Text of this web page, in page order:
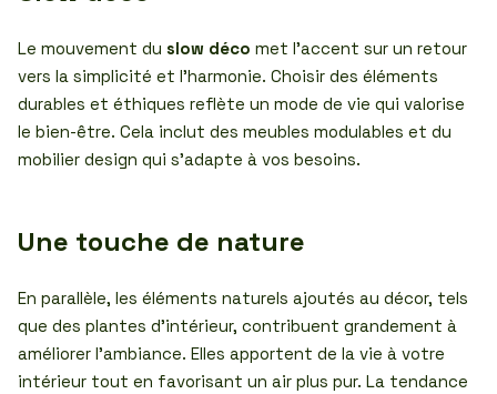
Le mouvement du slow déco met l’accent sur un retour
vers la simplicité et l’harmonie. Choisir des éléments
durables et éthiques reflète un mode de vie qui valorise
le bien-être. Cela inclut des meubles modulables et du
mobilier design qui s’adapte à vos besoins.
Une touche de nature
En parallèle, les éléments naturels ajoutés au décor, tels
que des plantes d’intérieur, contribuent grandement à
améliorer l’ambiance. Elles apportent de la vie à votre
intérieur tout en favorisant un air plus pur. La tendance